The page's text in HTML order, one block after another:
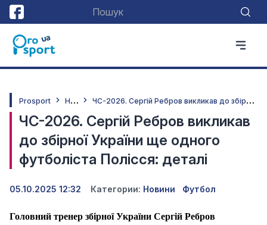
Prosport Н
овини Ч
С-2026. Сергій Ребров викликав до збірної України ще одного футболіста Полісся: деталі
ЧС-2026. Сергій Ребров викликав
до збірної України ще одного
футболіста Полісся: деталі
05.10.2025 12:32 Категории: Новини Футбол
Головний тренер збірної України Сергій Ребров